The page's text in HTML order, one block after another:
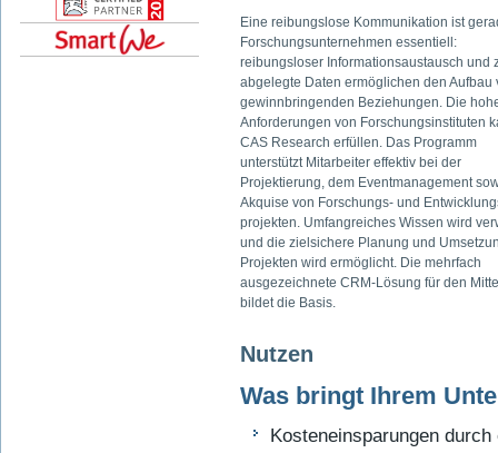
Eine reibungslose Kommunikation ist
Forschungsunternehmen essentiell:
reibungsloser Informationsaustausch und
abgelegte Daten ermöglichen den Aufbau
gewinnbringenden Beziehungen. Die
Anforderungen von Forschungsinstituten
CAS Research erfüllen. Das Programm
unterstützt Mitarbeiter effektiv bei der
Projektierung, dem Eventmanagement
Akquise von Forschungs- und
projekten. Umfangreiches Wissen wird
und die zielsichere Planung und
Projekten wird ermöglicht. Die mehrfach
ausgezeichnete CRM-Lösung für den
bildet die Basis.
Nutzen
Was bringt Ihrem
Kosteneinsparungen